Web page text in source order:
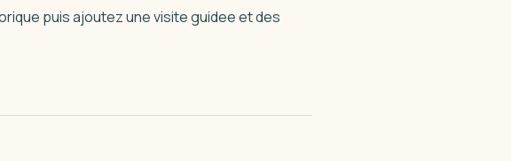
puis ajoutez une visite guidee et des